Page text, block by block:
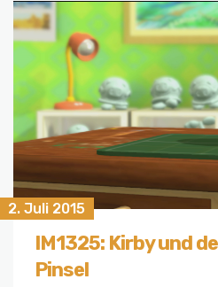
2. Juli 2015
IM1325: Kirby und
Pinsel